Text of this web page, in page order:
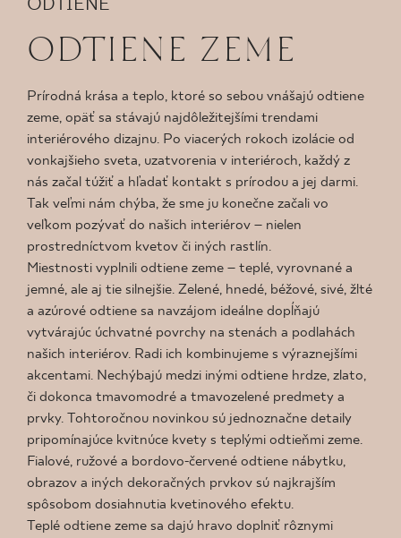
KDE KÚPIŤ
MÔJ PROFIL
KONTAKT
PL EN SK DE UK RU
ODTIENE ZEME
ODTIENE
Prírodná krása a teplo, ktoré so sebou vnášajú odtiene
zeme, opäť sa stávajú najdôležitejšími trendami
interiérového dizajnu. Po viacerých rokoch izolácie od
vonkajšieho sveta, uzatvorenia v interiéroch, každý z
nás začal túžiť a hľadať kontakt s prírodou a jej darmi.
Tak veľmi nám chýba, že sme ju konečne začali vo
veľkom pozývať do našich interiérov – nielen
prostredníctvom kvetov či iných rastlín.
Miestnosti vyplnili odtiene zeme – teplé, vyrovnané a
jemné, ale aj tie silnejšie. Zelené, hnedé, béžové, sivé, žlté
a azúrové odtiene sa navzájom ideálne dopĺňajú
vytvárajúc úchvatné povrchy na stenách a podlahách
našich interiérov. Radi ich kombinujeme s výraznejšími
akcentami. Nechýbajú medzi inými odtiene hrdze, zlato,
či dokonca tmavomodré a tmavozelené predmety a
prvky. Tohtoročnou novinkou sú jednoznačne detaily
pripomínajúce kvitnúce kvety s teplými odtieňmi zeme.
Fialové, ružové a bordovo-červené odtiene nábytku,
obrazov a iných dekoračných prvkov sú najkrajším
spôsobom dosiahnutia kvetinového efektu.
Teplé odtiene zeme sa dajú hravo doplniť rôznymi